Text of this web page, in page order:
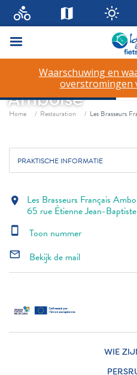
Menu
Waarschuwing en
overstromingen
Les Brasseurs
Amboise
Fil d'ariane
Home Restauration Les Brasseurs
PRAKTISCHE INFORMATIE
location_on Les Brasseurs Français
65 rue Étienne Jean-
smartphone Toon nummer
mail_outline Bekijk de mail
WIE